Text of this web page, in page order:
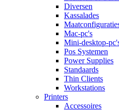
Diversen
Kassalades
Mac-pc's
Mini-desktop-
Pos Systemen
Power Supplies
Standaards
Thin Clients
Workstations
Printers
Accessoires